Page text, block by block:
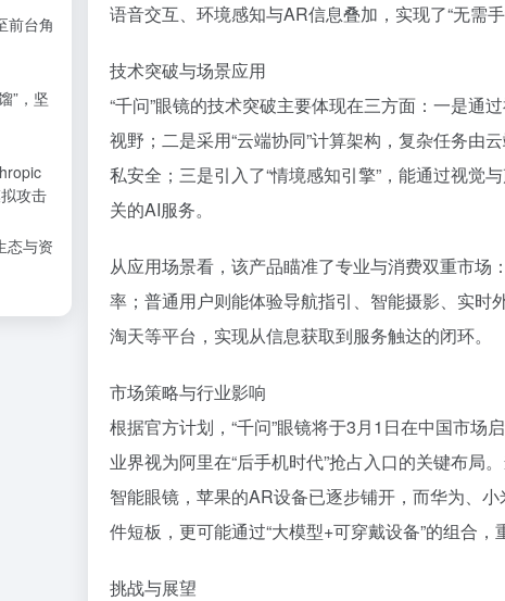
语音交互、环境感知与AR信息叠加，实现了“无需手
技术突破与场景应用
“千问”眼镜的技术突破主要体现在三方面：一是通
视野；二是采用“云端协同”计算架构，复杂任务由
私安全；三是引入了“情境感知引擎”，能通过视觉
关的AI服务。
从应用场景看，该产品瞄准了专业与消费双重市
率；普通用户则能体验导航指引、智能摄影、实时
淘天等平台，实现从信息获取到服务触达的闭环。
市场策略与行业影响
根据官方计划，“千问”眼镜将于3月1日在中国市
业界视为阿里在“后手机时代”抢占入口的关键布局
智能眼镜，苹果的AR设备已逐步铺开，而华为、
件短板，更可能通过“大模型+可穿戴设备”的组合，
挑战与展望
前台角
”，坚
攻击
态与资